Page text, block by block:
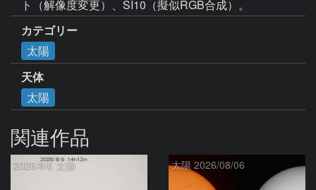
ト（解像度変更）、SI10（擬似RGB合成）。
カテゴリー
太陽
天体
太陽
関連作品
2026/8/6 太陽 太陽 2026/08/06